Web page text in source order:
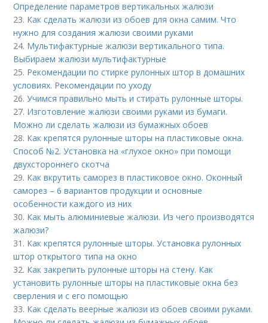
Определение параметров вертикальных жалюзи
23. Как сделать жалюзи из обоев для окна самим. Что
нужно для создания жалюзи своими руками
24. Мультифактурные жалюзи вертикального типа.
Выбираем жалюзи мультифактурные
25. Рекомендации по стирке рулонных штор в домашних
условиях. Рекомендации по уходу
26.Учимся правильно мыть и стирать рулонные шторы.
27. Изготовление жалюзи своими руками из бумаги.
Можно ли сделать жалюзи из бумажных обоев
28. Как крепятся рулонные шторы на пластиковые окна.
Способ №2. Установка на «глухое окно» при помощи
двухстороннего скотча
29. Как вкрутить саморез в пластиковое окно. Оконный
саморез – 6 вариантов продукции и основные
особенности каждого из них
30. Как мыть алюминиевые жалюзи. Из чего производятся
жалюзи?
31. Как крепятся рулонные шторы. Установка рулонных
штор открытого типа на окно
32. Как закрепить рулонные шторы на стену. Как
установить рулонные шторы на пластиковые окна без
сверления и с его помощью
33. Как сделать веерные жалюзи из обоев своими руками.